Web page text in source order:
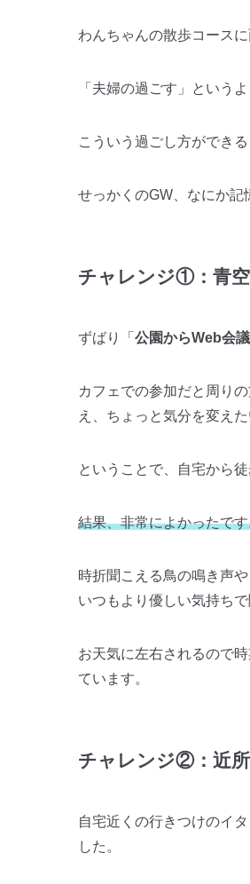
わんちゃんの散歩コース
「夫婦の過ごす」という
こういう過ごし方ができ
せっかくのGW、なにか
チャレンジ①：青
ずばり「 公園からWeb会
カフェでの参加だと周り
え、ちょっと気分を変え
ということで、自宅から
結果、非常によかったで
時折聞こえる鳥の鳴き声
いつもより優しい気持ち
お天気に左右されるので
ています。
チャレンジ②：近
自宅近くの行きつけのイ
した。